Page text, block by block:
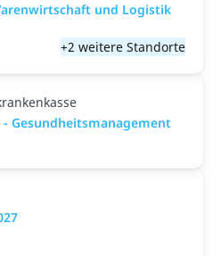
und Logistik
+2 weitere Standorte
- Gesundheitsmanagement